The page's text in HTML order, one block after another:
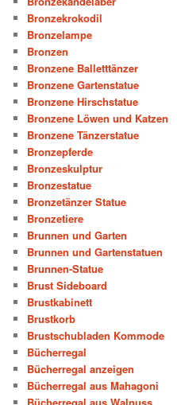
Bronzekrokodil
Bronzelampe
Bronzen
Bronzene Balletttänzer
Bronzene Gartenstatue
Bronzene Hirschstatue
Bronzene Löwen und Katzen
Bronzene Tänzerstatue
Bronzepferde
Bronzeskulptur
Bronzestatue
Bronzetänzer Statue
Bronzetiere
Brunnen und Garten
Brunnen und Gartenstatuen
Brunnen-Statue
Brust Sideboard
Brustkabinett
Brustkorb
Brustschubladen Kommode
Bücherregal
Bücherregal anzeigen
Bücherregal aus Mahagoni